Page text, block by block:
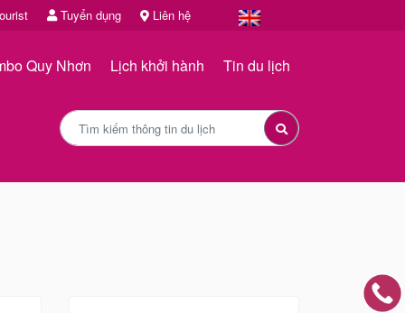
Tuyển dụng Liên hệ
Quy Nhơn Lịch khởi hành Tin du lịch